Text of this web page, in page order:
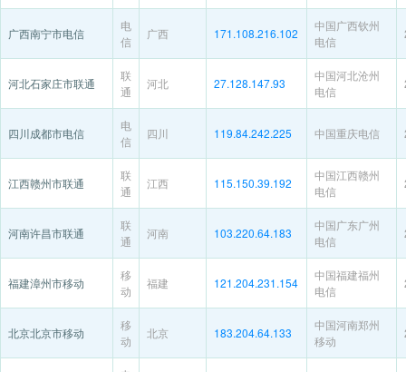
广西南宁市电信
电
信
广西 171.108.216.102
中国广西钦州
电信
河北石家庄市联通
联
通
河北 27.128.147.93
中国河北沧州
电信
四川成都市电信
电
信
四川 119.84.242.225 中国重庆电信
江西赣州市联通
联
通
江西 115.150.39.192
中国江西赣州
电信
河南许昌市联通
联
通
河南 103.220.64.183
中国广东广州
电信
福建漳州市移动
移
动
福建 121.204.231.154
中国福建福州
电信
北京北京市移动
移
动
北京 183.204.64.133
中国河南郑州
移动